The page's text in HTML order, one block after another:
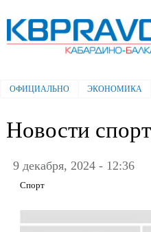
Электронная газета
Балкарская правда"
Главное меню
ОФИЦИАЛЬНО ЭКОНОМИКА
Новости
9 декабря, 2024 - 12:36
Спорт